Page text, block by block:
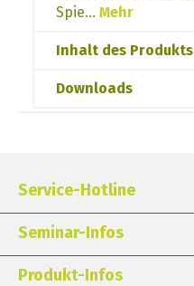
Spie… Mehr
Inhalt des Produkts
Downloads
Service-Hotline
Seminar-Infos
Produkt-Infos